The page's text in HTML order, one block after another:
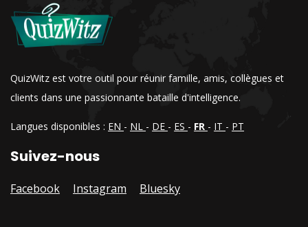
QuizWitz est votre outil pour réunir famille, amis, collègues et
clients dans une passionnante bataille d'intelligence.
Langues disponibles : EN - NL - DE - ES - FR - IT - PT
Suivez-nous
Facebook Instagram Bluesky